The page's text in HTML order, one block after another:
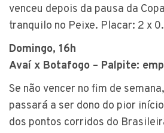
venceu depois da pausa da
tranquilo no Peixe. Placar: 2 x 0.
Domingo, 16h
Avaí x Botafogo – Palpite:
Se não vencer no fim de
passará a ser dono do pior
dos pontos corridos do